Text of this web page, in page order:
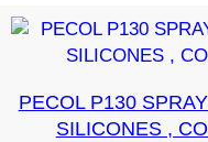
PECOL P130
SILICONES ,